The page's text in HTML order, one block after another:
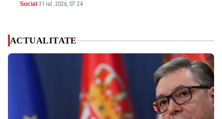
Social -31 iul. 2026, 07:24
ACTUALITATE